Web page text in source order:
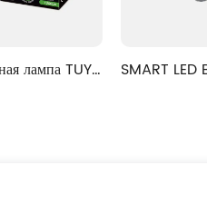
SMART LED BULB